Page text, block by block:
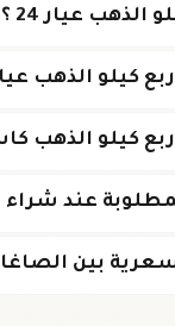
الذهب عيار 24 ؟
الذهب عيار 24 في
كيلو الذهب
عند شراء
بين